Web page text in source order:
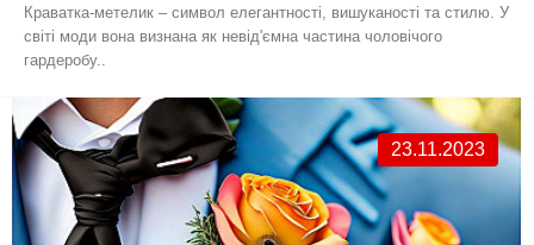
Краватка-метелик – символ елегантності, вишуканості та стилю. У
світі моди вона визнана як невід'ємна частина чоловічого
гардеробу..
23.11.2023